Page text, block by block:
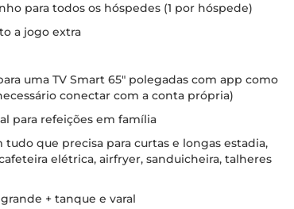
para todos os hóspedes (1 por hóspede)
a jogo extra
uma TV Smart 65" polegadas com app como
conectar com a conta própria)
para refeições em família
que precisa para curtas e longas estadia,
elétrica, airfryer, sanduicheira, talheres
+ tanque e varal